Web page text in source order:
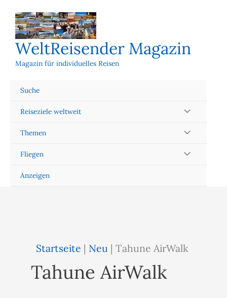
Inhalt
springen
WeltReisender Magazin
Magazin für individuelles Reisen
Suche
Reiseziele weltweit
Themen
Fliegen
Anzeigen
Startseite | Neu |Tahune AirWalk
Tahune AirWalk